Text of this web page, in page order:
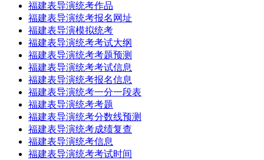
福建表导演统考作品
福建表导演统考报名网址
福建表导演模拟统考
福建表导演统考考试大纲
福建表导演统考考题预测
福建表导演统考考试信息
福建表导演统考报名信息
福建表导演统考一分一段表
福建表导演统考考题
福建表导演统考分数线预测
福建表导演统考成绩复查
福建表导演统考信息
福建表导演统考考试时间